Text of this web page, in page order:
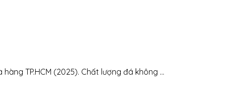
TP.HCM (2025). Chất lượng đá không ...